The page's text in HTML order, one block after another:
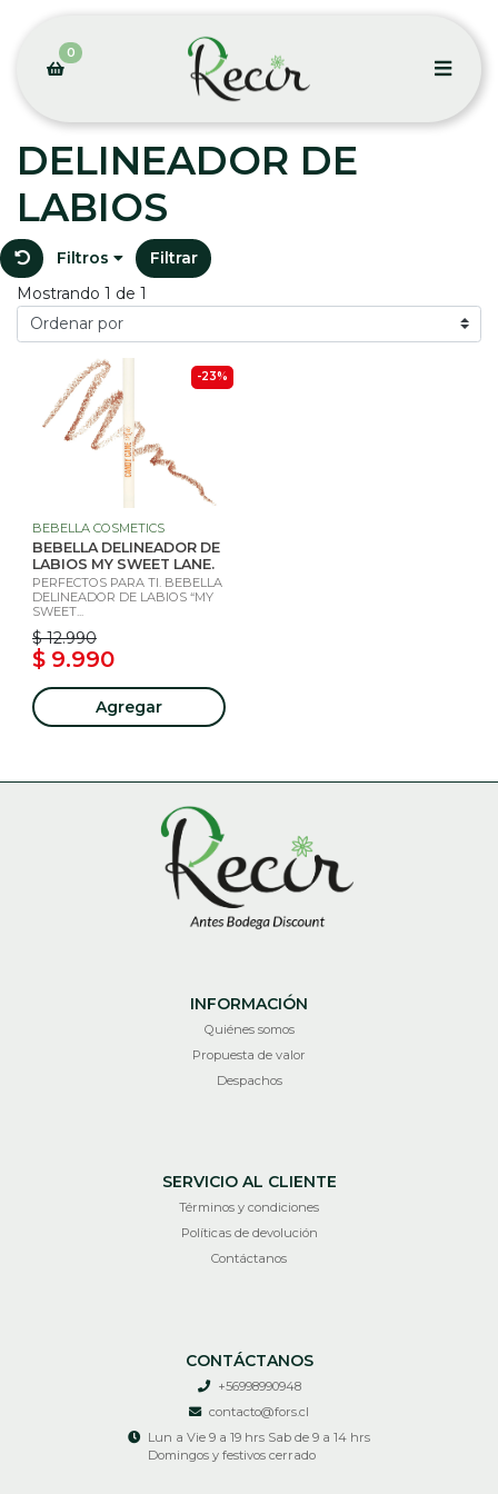
0
DELINEADOR DE
LABIOS
Filtros
Filtrar
Mostrando 1 de 1
-23%
BEBELLA COSMETICS
BEBELLA DELINEADOR DE
LABIOS MY SWEET LANE.
PERFECTOS PARA TI. BEBELLA
DELINEADOR DE LABIOS “MY
SWEET...
$ 12.990
$ 9.990
Agregar
INFORMACIÓN
Quiénes somos
Propuesta de valor
Despachos
SERVICIO AL CLIENTE
Términos y condiciones
Políticas de devolución
Contáctanos
CONTÁCTANOS
+56998990948
contacto@fors.cl
Lun a Vie 9 a 19 hrs Sab de 9 a 14 hrs
Domingos y festivos cerrado